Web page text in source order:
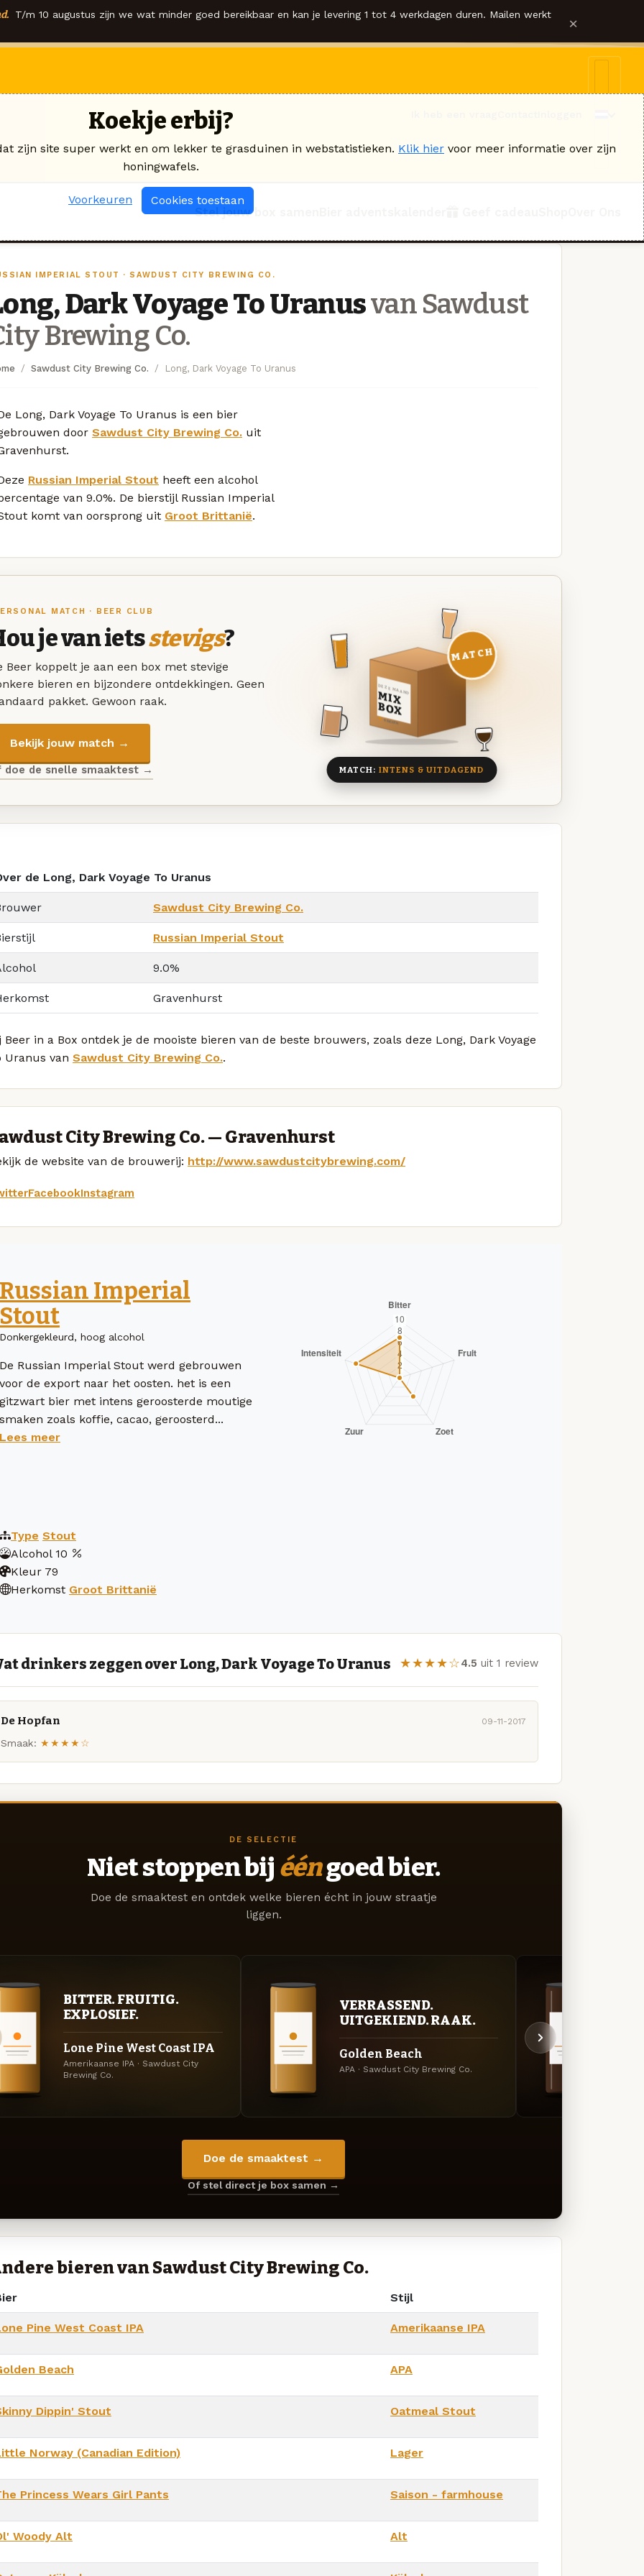
T/m 10 augustus zijn we wat minder goed bereikbaar en kan je levering 1 tot 4 werkdagen duren. Mailen werkt ×
Stel jouw box samen
IMPERIAL STOUT · SAWDUST CITY BREWING CO.
Dark Voyage To Uranusvan Sawdust
Brewing Co.
Sawdust City Brewing Co. Long, Dark Voyage To Uranus
Long, Dark Voyage To Uranus is een bier
door Sawdust City Brewing Co. uit
Russian Imperial Stout heeft een alcohol
van 9.0%. De bierstijl Russian Imperial
komt van oorsprong uit Groot Brittanië.
MATCH · BEER CLUB
je van ietsstevigs?
Beer koppelt je aan een box met stevige
bieren en bijzondere ontdekkingen. Geen
pakket. Gewoon raak.
Bekijk jouw match →
doe de snelle smaaktest →
DEZE MAAND
MIX
BOX
8 BIEREN
MATCH
MATCH: INTENS & UITDAGEND
de Long, Dark Voyage To Uranus
Sawdust City Brewing Co.
Russian Imperial Stout
9.0%
Gravenhurst
Beer in a Box ontdek je de mooiste bieren van de beste brouwers, zoals deze Long, Dark Voyage
Uranus van Sawdust City Brewing Co..
City Brewing Co. — Gravenhurst
de website van de brouwerij: http://www.sawdustcitybrewing.com/
FacebookInstagram
Russian Imperial
Stout
Donkergekleurd, hoog alcohol
De Russian Imperial Stout werd gebrouwen
voor de export naar het oosten. het is een
gitzwart bier met intens geroosterde moutige
smaken zoals koffie, cacao, geroosterd...
Lees meer
Type Stout
Alcohol 10
Kleur 79
Herkomst Groot Brittanië
drinkers zeggen over Long, Dark Voyage To Uranus ★★★★☆4.5 uit 1 review
De Hopfan 09-11-2017
Smaak: ★★★★☆
DE SELECTIE
Niet stoppen bij ééngoed bier.
Doe de smaaktest en ontdek welke bieren écht in jouw straatje
liggen.
BITTER. FRUITIG.
EXPLOSIEF.
Lone Pine West Coast IPA
Amerikaanse IPA · Sawdust City
Brewing Co.
VERRASSEND.
UITGEKIEND. RAAK.
Golden Beach
APA · Sawdust City Brewing Co.
Doe de smaaktest →
Of stel direct je box samen →
bieren van Sawdust City Brewing Co.
Stijl
Pine West Coast IPA Amerikaanse IPA
Beach APA
Dippin' Stout Oatmeal Stout
Norway (Canadian Edition) Lager
Princess Wears Girl Pants Saison - farmhouse
Woody Alt Alt
Koekje erbij?
zijn site super werkt en om lekker te grasduinen in webstatistieken. Klik hier voor meer informatie over zijn
honingwafels.
Voorkeuren Cookies toestaan